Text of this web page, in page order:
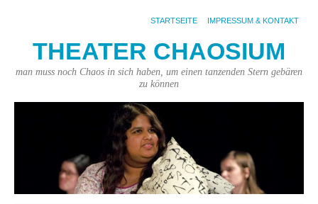
STARTSEITE IMPRESSUM & KONTAKT
THEATER CHAOSIUM
man muss noch Chaos in sich haben, um einen tanzenden Stern gebären
zu können